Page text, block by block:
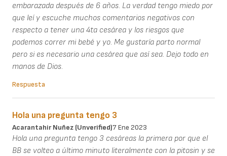
embarazada después de 6 años. La verdad tengo miedo por
que leí y escuche muchos comentarios negativos con
respecto a tener una 4ta cesárea y los riesgos que
podemos correr mi bebé y yo. Me gustaría parto normal
pero si es necesario una cesárea que así sea. Dejo todo en
manos de Dios.
Respuesta
Hola una pregunta tengo 3
Acarantahir Nuñez (unverified)7 Ene 2023
Hola una pregunta tengo 3 cesáreas la primera por que el
BB se volteo a último minuto literalmente con la pitosin y se